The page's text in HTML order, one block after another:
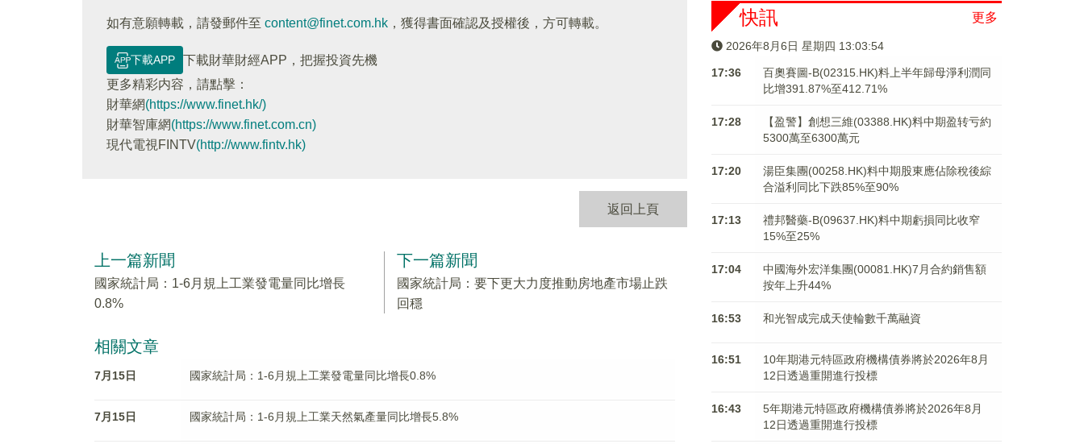
如有意願轉載，請發郵件至 content@finet.com.hk ，獲得書面確認及授權後，方可轉載。
下載APP
下載財華財經APP，把握投資先機
更多精彩内容，請點擊：
財華網(https://www.finet.hk/)
財華智庫網(https://www.finet.com.cn)
現代電視FINTV(http://www.fintv.hk)
返回上頁
上一篇新聞
國家統計局：1-6月規上工業發電量同比增長
0.8%
下一篇新聞
國家統計局：要下更大力度推動房地產市場止跌
回穩
相關文章
7月15日 國家統計局：1-6月規上工業發電量同比增長0.8%
7月15日 國家統計局：1-6月規上工業天然氣產量同比增長5.8%
更多
快訊
2026年8月6日 星期四 13:03:54
17:36
百奧賽圖-B(02315.HK)料上半年歸母淨利潤同
比增391.87%至412.71%
17:28
【盈警】創想三維(03388.HK)料中期盈转亏約
5300萬至6300萬元
17:20
湯臣集團(00258.HK)料中期股東應佔除稅後綜
合溢利同比下跌85%至90%
17:13
禮邦醫藥-B(09637.HK)料中期虧損同比收窄
15%至25%
17:04
中國海外宏洋集團(00081.HK)7月合約銷售額
按年上升44%
16:53 和光智成完成天使輪數千萬融資
16:51
10年期港元特區政府機構債券將於2026年8月
12日透過重開進行投標
16:43
5年期港元特區政府機構債券將於2026年8月
12日透過重開進行投標